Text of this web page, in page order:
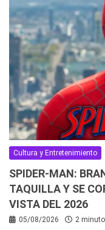
Cultura y Entretenimiento
SPIDER-MAN:
TAQUILLA Y SE
VISTA DEL 2026
05/08/2026 2